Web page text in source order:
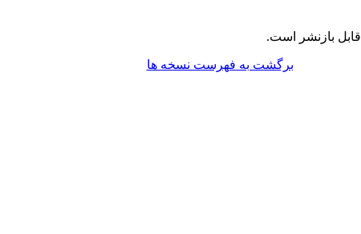
قابل بازنشر است.
برگشت به فهرست نسخه ها